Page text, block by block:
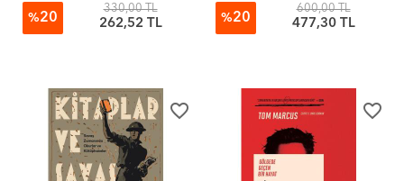
%20
330,00 TL
262,52 TL %20
600,00 TL
477,30 TL
favorite_border favorite_border